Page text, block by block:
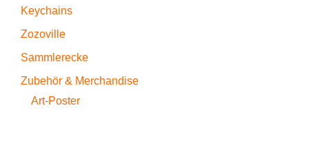
Keychains
Zozoville
Sammlerecke
Zubehör & Merchandise
Art-Poster